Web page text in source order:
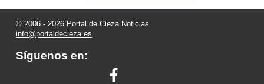
© 2006 - 2026 Portal de Cieza Noticias
info@portaldecieza.es
Síguenos en: